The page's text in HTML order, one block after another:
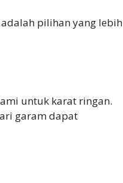
pilihan yang lebih
untuk karat ringan.
garam dapat